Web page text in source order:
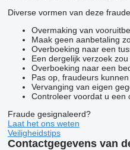
Diverse vormen van deze
Overmaking van
Maak geen aanbetaling
Overboeking naar een
Een dergelijk verzoek
Overboeking naar een
Pas op, fraudeurs
Vervanging van eigen
Controleer voordat u een
Fraude gesignaleerd?
Laat het ons weten
Veiligheidstips
Contactgegevens van